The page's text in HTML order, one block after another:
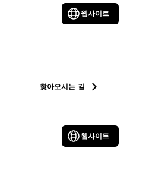
웹사이트
찾아오시는 길
웹사이트